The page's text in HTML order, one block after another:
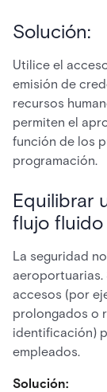
Solución:
Utilice el
emisión de
recursos
permiten el
función de los
programación.
Equilibrar
flujo
La seguridad
aeroportuarias.
accesos (por
prolongados o
identificación)
empleados.
Solución: